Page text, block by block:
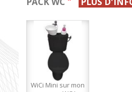
WiCi Mini sur mon